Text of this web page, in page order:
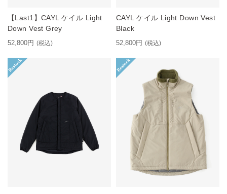
【Last1】CAYL ケイル Light
Down Vest Grey
52,800円 (税込)
CAYL ケイル Light Down Vest
Black
52,800円 (税込)